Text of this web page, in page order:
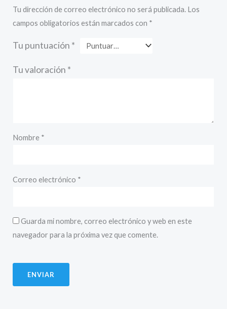
Tu dirección de correo electrónico no será publicada. Los
campos obligatorios están marcados con *
Tu puntuación *
Tu valoración *
Nombre *
Correo electrónico *
Guarda mi nombre, correo electrónico y web en este
navegador para la próxima vez que comente.